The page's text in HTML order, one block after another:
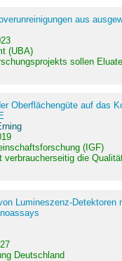
aus
(UBA)
sollen
Oberflächengüte auf das
(IGF)
verbraucherseitig die
Lumineszenz-
Deutschland